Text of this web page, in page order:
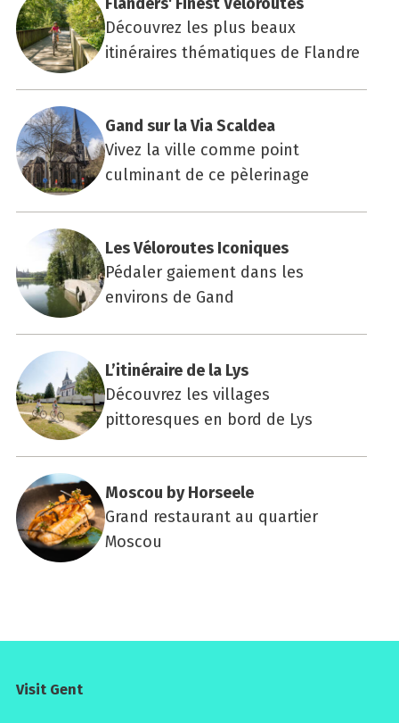
Découvrez les plus beaux
itinéraires thématiques de Flandre
Gand sur la Via Scal­dea
Vivez la ville comme point
culminant de ce pèlerinage
Les Vélo­routes Ico­niques
Pédaler gaiement dans les
environs de Gand
L’itinéraire de la Lys
Découvrez les villages
pittoresques en bord de Lys
Mos­cou by Hor­seele
Grand restaurant au quartier
Moscou
Visit Gent